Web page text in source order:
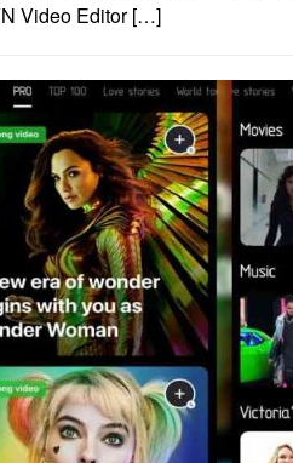
Video Editor […]